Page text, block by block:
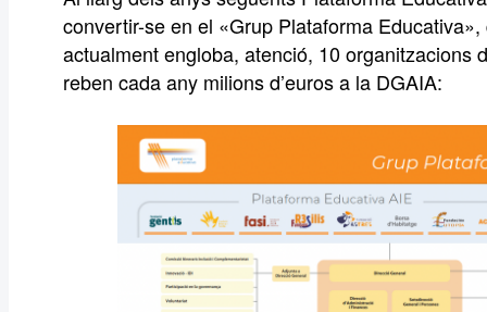
convertir-se en el «Grup Plataforma
actualment engloba, atenció, 10 organitzacions
reben cada any milions d’euros a la DGAIA: